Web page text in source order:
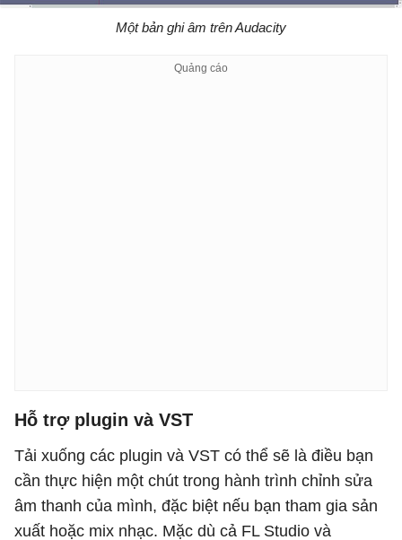
Một bản ghi âm trên Audacity
Hỗ trợ plugin và VST
Tải xuống các plugin và VST có thể sẽ là điều bạn
cần thực hiện một chút trong hành trình chỉnh sửa
âm thanh của mình, đặc biệt nếu bạn tham gia sản
xuất hoặc mix nhạc. Mặc dù cả FL Studio và